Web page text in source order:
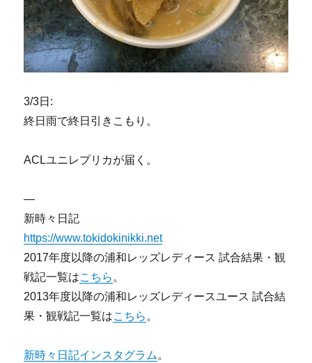
3/3日:
終日雨で終日引きこもり。
ACLユニレプリカが届く。
—
新時々日記
https://www.tokidokinikki.net
2017年度以降の浦和レッズレディース 試合結果・観
戦記一覧はこちら 。
2013年度以降の浦和レッズレディースユース 試合結
果・観戦記一覧はこちら 。
新時々日記インスタグラム 。